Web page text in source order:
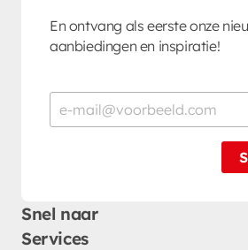
En ontvang als eerste onze
aanbiedingen en inspiratie!
Snel naar
Services